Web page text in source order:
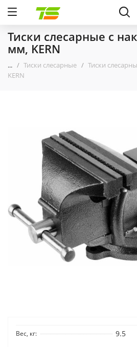
Тиски слесарные с
мм, KERN
... Тиски слесарные
Тиски
KERN
Вес, кг: 9.5